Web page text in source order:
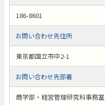
186-8601
お問い合わせ先住所
東京都国立市中2-1
お問い合わせ先部署
商学部・経営管理研究科事務室